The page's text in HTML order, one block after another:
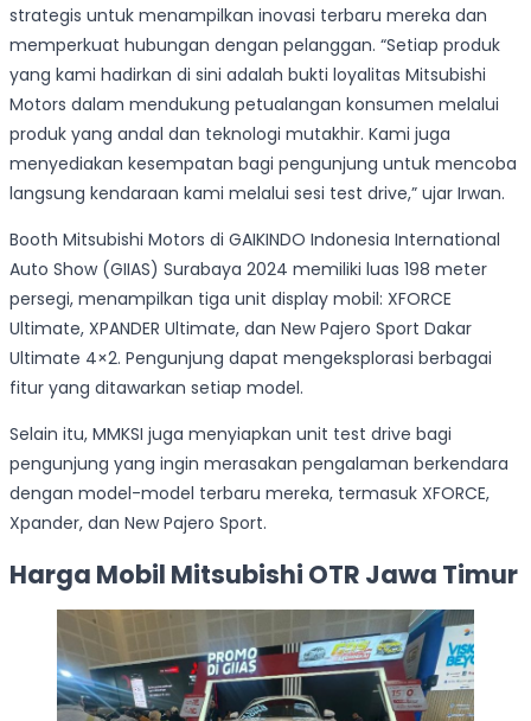
strategis untuk menampilkan inovasi terbaru mereka dan
memperkuat hubungan dengan pelanggan. “Setiap produk
yang kami hadirkan di sini adalah bukti loyalitas Mitsubishi
Motors dalam mendukung petualangan konsumen melalui
produk yang andal dan teknologi mutakhir. Kami juga
menyediakan kesempatan bagi pengunjung untuk mencoba
langsung kendaraan kami melalui sesi test drive,” ujar Irwan.
Booth Mitsubishi Motors di GAIKINDO Indonesia International
Auto Show (GIIAS) Surabaya 2024 memiliki luas 198 meter
persegi, menampilkan tiga unit display mobil: XFORCE
Ultimate, XPANDER Ultimate, dan New Pajero Sport Dakar
Ultimate 4×2. Pengunjung dapat mengeksplorasi berbagai
fitur yang ditawarkan setiap model.
Selain itu, MMKSI juga menyiapkan unit test drive bagi
pengunjung yang ingin merasakan pengalaman berkendara
dengan model-model terbaru mereka, termasuk XFORCE,
Xpander, dan New Pajero Sport.
Harga Mobil Mitsubishi OTR Jawa Timur